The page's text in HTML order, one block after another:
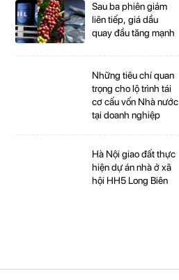
Sau ba phiên giảm
liên tiếp, giá dầu
quay đầu tăng mạnh
Những tiêu chí quan
trọng cho lộ trình tái
cơ cấu vốn Nhà nước
tại doanh nghiệp
Hà Nội giao đất thực
hiện dự án nhà ở xã
hội HH5 Long Biên